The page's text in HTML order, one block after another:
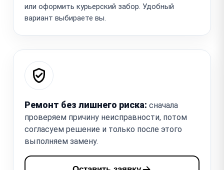
или оформить курьерский забор. Удобный
вариант выбираете вы.
Ремонт без лишнего риска: сначала
проверяем причину неисправности, потом
согласуем решение и только после этого
выполняем замену.